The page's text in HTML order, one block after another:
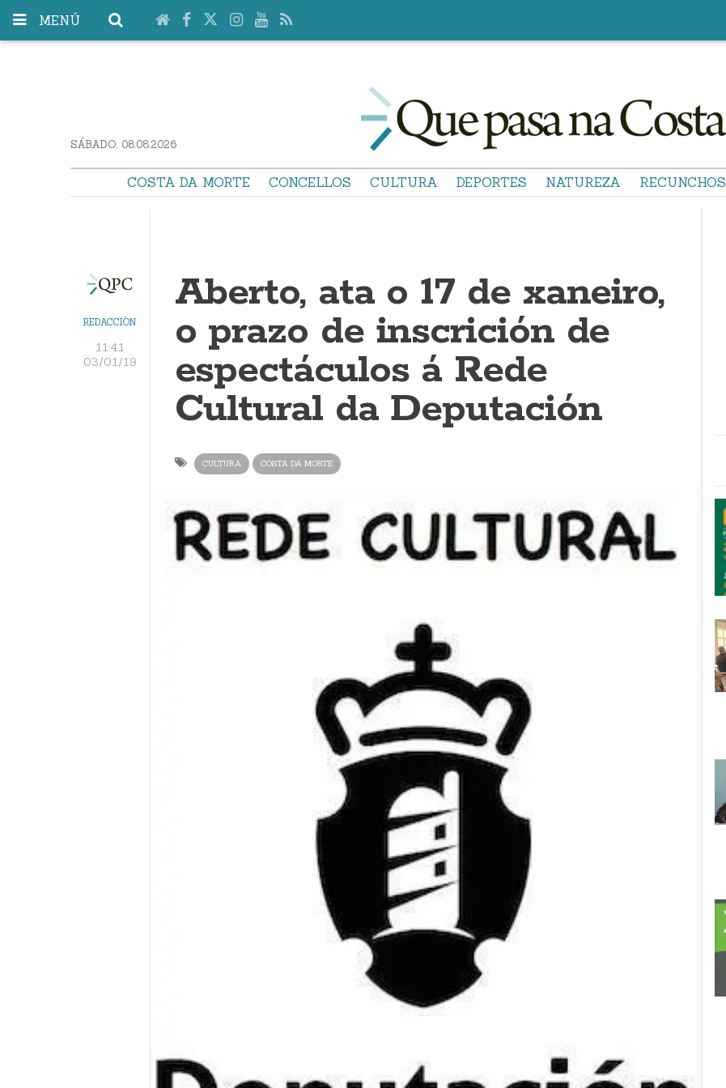
MENÚ
SÁBADO. 08.08.2026
COSTA DA MORTE CONCELLOS CULTURA DEPORTES NATUREZA RECUNCHOS
REDACCIÓN
11:41
03/01/19
Aberto, ata o 17 de xaneiro,
o prazo de inscrición de
espectáculos á Rede
Cultural da Deputación
CULTURA COSTA DA MORTE